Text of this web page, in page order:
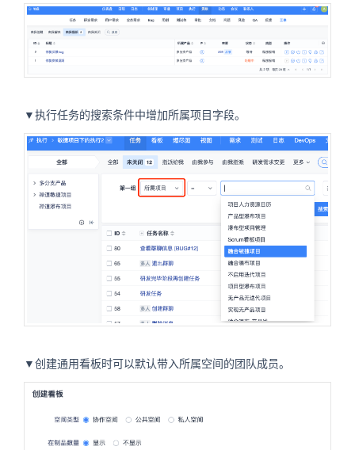
▼执行任务的搜索条件中增加所属项目字段。
▼创建通用看板时可以默认带入所属空间的团队成员。